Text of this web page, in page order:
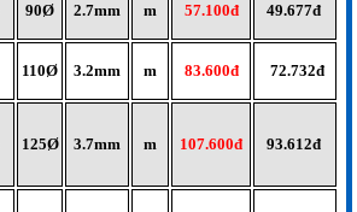
90Ø 2.7mm m 57.100đ 49.677đ
110Ø 3.2mm m 83.600đ 72.732đ
125Ø 3.7mm m 107.600đ 93.612đ